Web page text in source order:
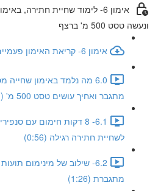
אימון 6- לימוד שחיית חתירה,
ונעשה טסט 500 מ' ברצף
אימון 6- קריאת האימון פעמיים וללכת לבריכה עם חיוך ענק
מתגבר ואחיך עושים טסט 500 מ' (0:41)
6.1- 8 דקות חימום עם
לשחיית חתירה רגילה (0:56)
6.2- שילוב של מינימום
מתגברת (1:26)